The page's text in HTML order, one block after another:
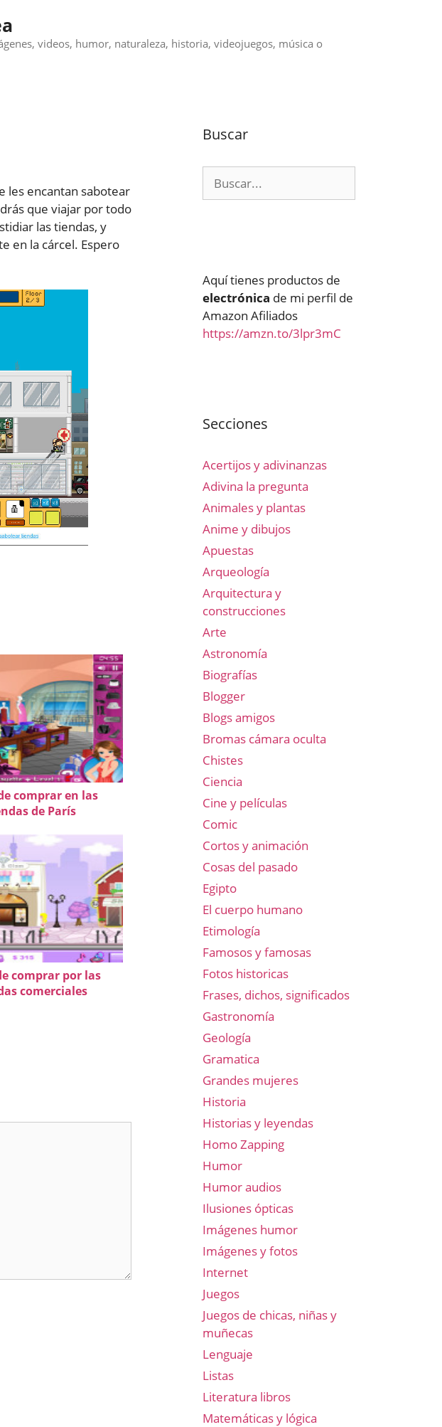
videos, humor, naturaleza, historia, videojuegos, música o
les encantan sabotear
que viajar por todo
las tiendas, y
en la cárcel. Espero
comprar en las
de París
comprar por las
comerciales
Buscar
Aquí tienes productos de
electrónica de mi perfil de
Amazon Afiliados
https://amzn.to/3lpr3mC
Secciones
Acertijos y adivinanzas
Adivina la pregunta
Animales y plantas
Anime y dibujos
Apuestas
Arqueología
Arquitectura y
construcciones
Arte
Astronomía
Biografías
Blogger
Blogs amigos
Bromas cámara oculta
Chistes
Ciencia
Cine y películas
Comic
Cortos y animación
Cosas del pasado
Egipto
El cuerpo humano
Etimología
Famosos y famosas
Fotos historicas
Frases, dichos, significados
Gastronomía
Geología
Gramatica
Grandes mujeres
Historia
Historias y leyendas
Homo Zapping
Humor
Humor audios
Ilusiones ópticas
Imágenes humor
Imágenes y fotos
Internet
Juegos
Juegos de chicas, niñas y
muñecas
Lenguaje
Listas
Literatura libros
Matemáticas y lógica